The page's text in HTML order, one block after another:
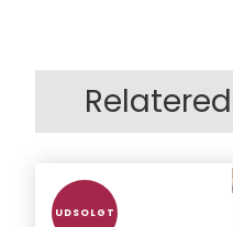
UDSOLGT